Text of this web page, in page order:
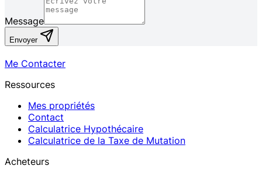
Message
Envoyer
Me Contacter
Ressources
Mes propriétés
Contact
Calculatrice Hypothécaire
Calculatrice de la Taxe de Mutation
Acheteurs